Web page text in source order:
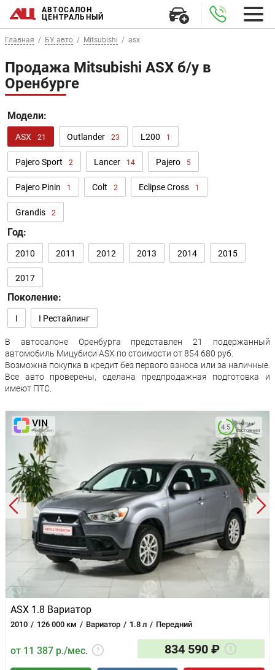
АВТОСАЛОН
ЦЕНТРАЛЬНЫЙ
Главная БУ авто Mitsubishi asx
Продажа Mitsubishi ASX б/у в
Оренбурге
Модели:
ASX 21 Outlander 23 L200 1
Pajero Sport 2 Lancer 14 Pajero 5
Pajero Pinin 1 Colt 2 Eclipse Cross 1
Grandis 2
Год:
2010 2011 2012 2013 2014 2015
2017
Поколение:
I I Рестайлинг
В автосалоне Оренбурга представлен 21 подержанный
автомобиль Мицубиси АЅХ по стоимости от 854 680 руб.
Возможна покупка в кредит без первого взноса или за наличные.
Все авто проверены, сделана предпродажная подготовка и
имеют ПТС.
ASX 1.8 Вариатор
2010 126 000 км Вариатор 1.8 л Передний
Рейтинг
состояния
4.5
от 11 387 р./мес. 834 590 ₽